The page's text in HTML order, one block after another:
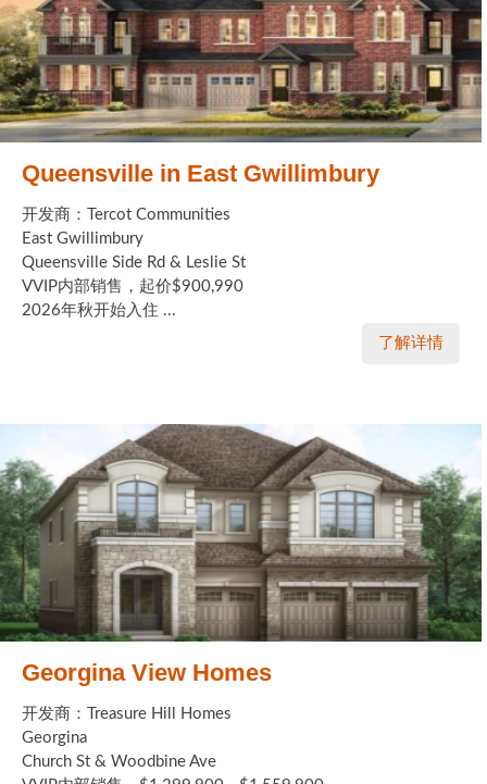
Queensville in East Gwillimbury
开发商：Tercot Communities
East Gwillimbury
Queensville Side Rd & Leslie St
VVIP内部销售，起价$900,990
2026年秋开始入住 ...
了解详情
Georgina View Homes
开发商：Treasure Hill Homes
Georgina
Church St & Woodbine Ave